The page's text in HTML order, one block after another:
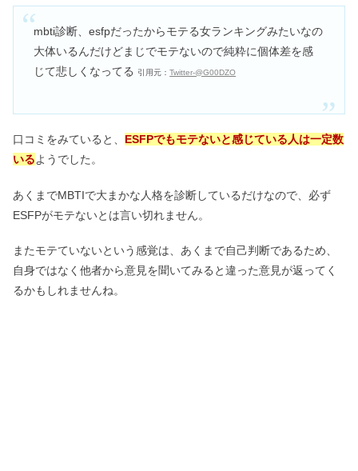
mbti診断、esfpだったからモテる女ランキングみたいなの
大体いるんだけどまじでモテないので純粋に個体差を感
じて悲しくなってる
引用元：Twitter‐@G00DZO
口コミをみていると、 ESFPでもモテないと感じている人は一定数
いるようでした。
あくまでMBTIで大まかな人格を診断しているだけなので、必ず
ESFPがモテないとは言い切れません。
またモテていないという感覚は、あくまで自己判断であるため、
自身ではなく他者から意見を聞いてみると違った意見が返ってく
るかもしれませんね。